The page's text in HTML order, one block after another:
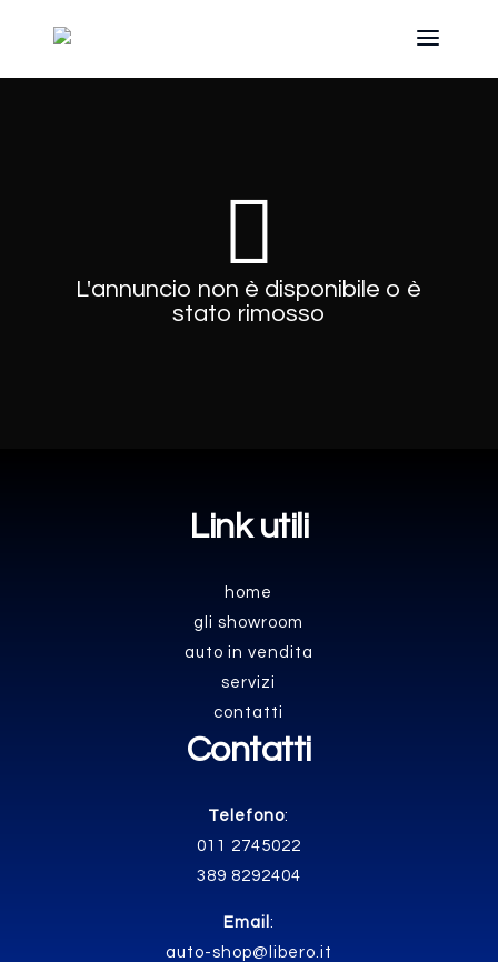
L'annuncio non è disponibile o è
stato rimosso
Link utili
home
gli showroom
auto in vendita
servizi
contatti
Contatti
Telefono:
011 2745022
389 8292404
Email :
auto-shop@libero.it